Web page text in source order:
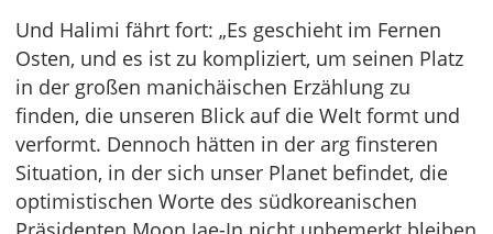
Und Halimi fährt fort: „Es geschieht im Fernen
Osten, und es ist zu kompliziert, um seinen Platz
in der großen manichäischen Erzählung zu
finden, die unseren Blick auf die Welt formt und
verformt. Dennoch hätten in der arg finsteren
Situation, in der sich unser Planet befindet, die
optimistischen Worte des südkoreanischen